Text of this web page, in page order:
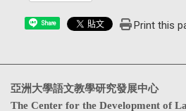
Share Print this
亞洲大學語文教學研究發展中心
The Center for the Development of